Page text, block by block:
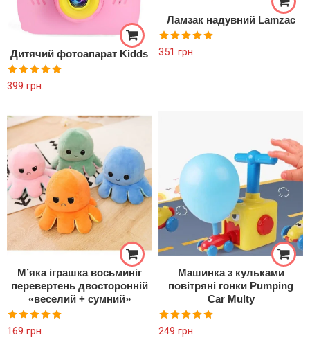
Дитячий фотоапарат Kidds
Оцінено в
399 грн.
Ламзак надувний Lamzac
Оцінено в
351 грн.
М’яка іграшка восьминіг
перевертень двосторонній
«веселий + сумний»
Оцінено в
169 грн.
Машинка з кульками
повітряні гонки Pumping
Car Multy
Оцінено в
249 грн.